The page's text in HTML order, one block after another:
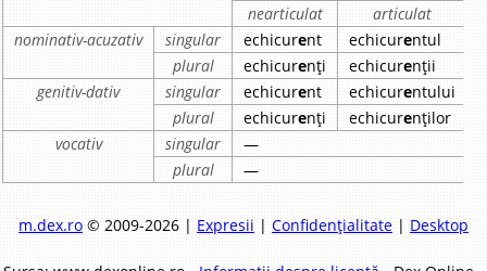
nearticulat
articulat
nominativ-acuzativ
singular echicurent echicurentul
plural
echicurenți echicurenții
genitiv-dativ
singular echicurent echicurentului
plural
echicurenți echicurenților
vocativ
singular —
plural
—
m.dex.ro© 2009-2026 | Expresii | Confidențialitate| Desktop